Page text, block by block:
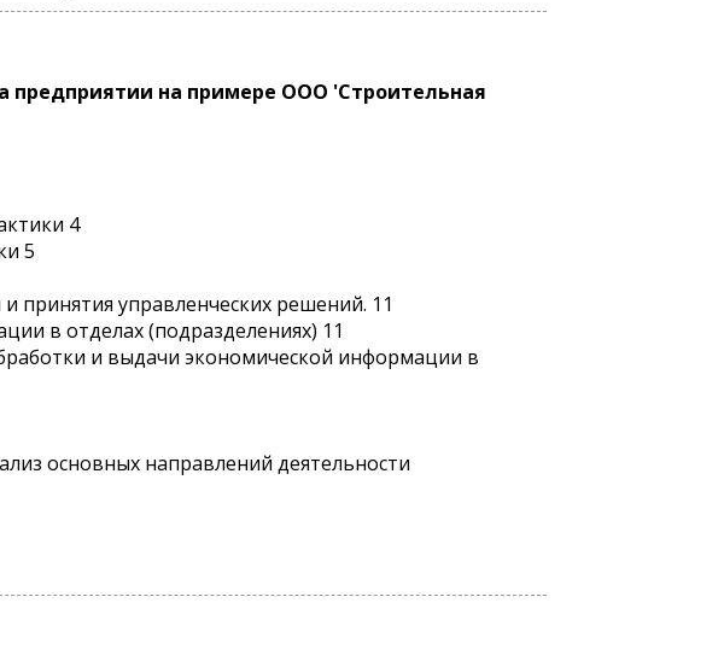
предприятии на примере ООО 'Строительная
4
5
принятия управленческих решений. 11
в отделах (подразделениях) 11
и выдачи экономической информации в
основных направлений деятельности